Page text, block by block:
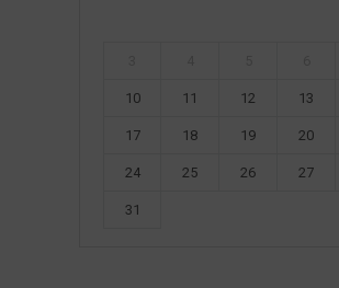
10 11 12 13
17 18 19 20
24 25 26 27
31